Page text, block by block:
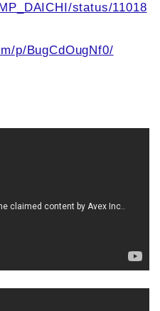
status/11018
p/BugCdOugNf0/